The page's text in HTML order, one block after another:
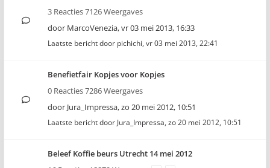
3 Reacties 7126 Weergaves
door MarcoVenezia,vr 03 mei 2013, 16:33
Laatste bericht door pichichi, vr 03 mei 2013, 22:41
Benefietfair Kopjes voor Kopjes
0 Reacties 7286 Weergaves
door Jura_Impressa,zo 20 mei 2012, 10:51
Laatste bericht door Jura_Impressa, zo 20 mei 2012, 10:51
Beleef Koffie beurs Utrecht 14 mei 2012